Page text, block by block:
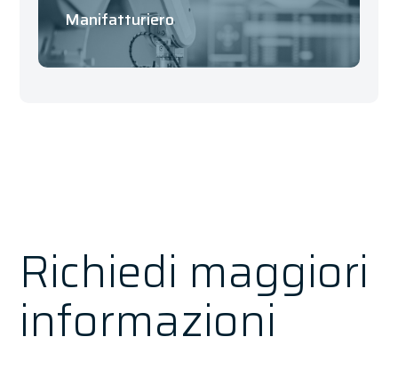
Manifatturiero
Richiedi maggiori
informazioni